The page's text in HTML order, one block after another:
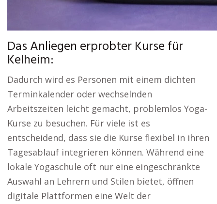
Das Anliegen erprobter Kurse für
Kelheim:
Dadurch wird es Personen mit einem dichten
Terminkalender oder wechselnden
Arbeitszeiten leicht gemacht, problemlos Yoga-
Kurse zu besuchen. Für viele ist es
entscheidend, dass sie die Kurse flexibel in ihren
Tagesablauf integrieren können. Während eine
lokale Yogaschule oft nur eine eingeschränkte
Auswahl an Lehrern und Stilen bietet, öffnen
digitale Plattformen eine Welt der